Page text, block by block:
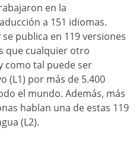
en la
a 151 idiomas.
publica en 119 versiones
que cualquier otro
como tal puede ser
(L1) por más de 5.400
el mundo. Además, más
hablan una de estas 119
(L2).